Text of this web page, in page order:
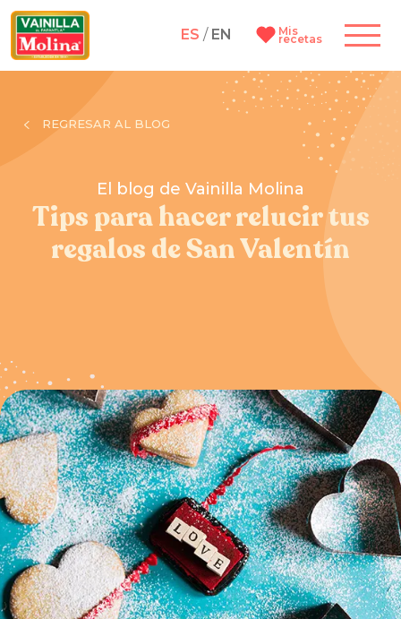
ES / EN Mis
recetas
REGRESAR AL BLOG
El blog de Vainilla Molina
Tips para hacer relucir tus
regalos de San Valentín